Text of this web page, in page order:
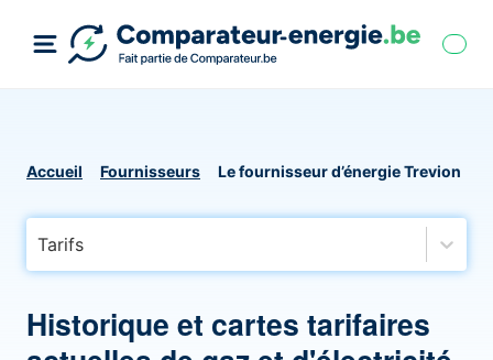
Accueil Fournisseurs Le fournisseur d’énergie Trevion
Tarifs
Historique et cartes tarifaires